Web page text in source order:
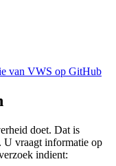
van VWS op GitHub
doet. Dat is
. U vraagt informatie op
indient: